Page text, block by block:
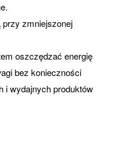
przy zmniejszonej
oszczędzać energię
bez konieczności
i wydajnych produktów